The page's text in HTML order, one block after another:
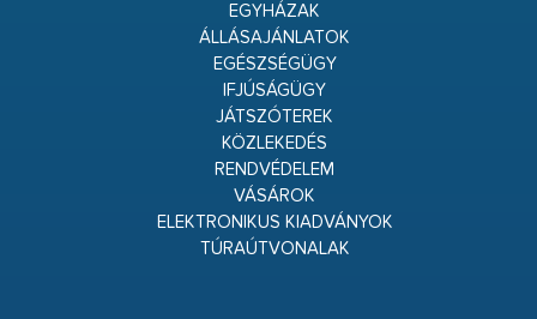
EGYHÁZAK
ÁLLÁSAJÁNLATOK
EGÉSZSÉGÜGY
IFJÚSÁGÜGY
JÁTSZÓTEREK
KÖZLEKEDÉS
RENDVÉDELEM
VÁSÁROK
ELEKTRONIKUS KIADVÁNYOK
TÚRAÚTVONALAK